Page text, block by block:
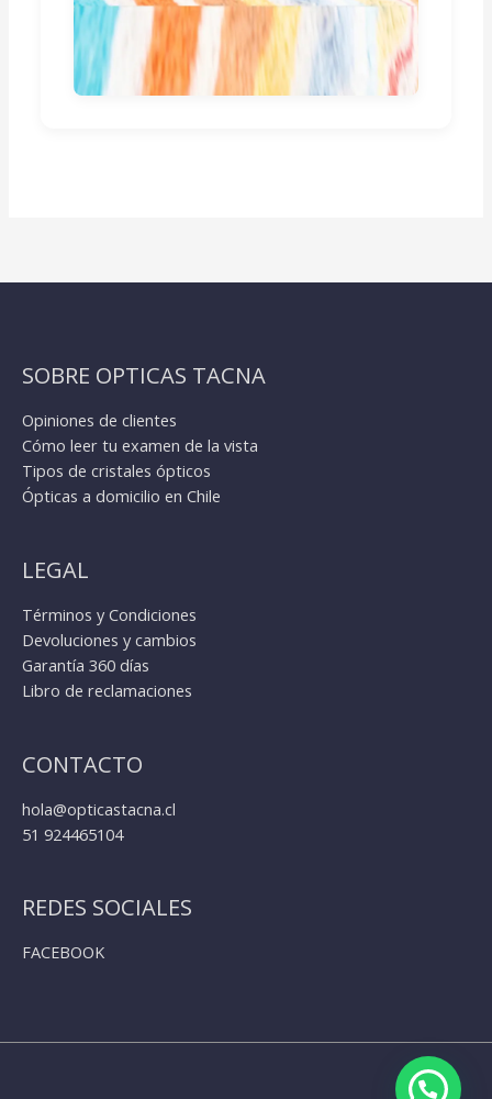
SOBRE OPTICAS TACNA
Opiniones de clientes
Cómo leer tu examen de la vista
Tipos de cristales ópticos
Ópticas a domicilio en Chile
LEGAL
Términos y Condiciones
Devoluciones y cambios
Garantía 360 días
Libro de reclamaciones
CONTACTO
hola@opticastacna.cl
51 924465104
REDES SOCIALES
FACEBOOK